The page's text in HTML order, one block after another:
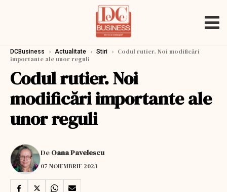
DCBusiness › Actualitate › Stiri › Codul rutier. Noi modificări
importante ale unor reguli
Codul rutier. Noi
modificări importante ale
unor reguli
De Oana Pavelescu
07 NOIEMBRIE 2023